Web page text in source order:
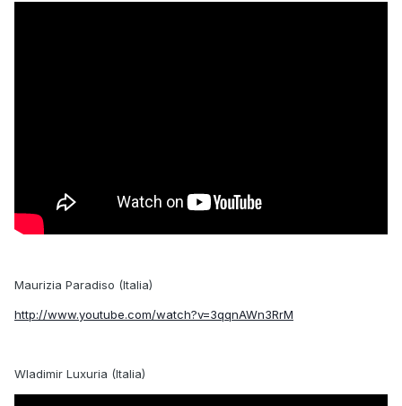
Maurizia Paradiso (Italia)
http://www.youtube.com/watch?v=3qqnAWn3RrM
Wladimir Luxuria (Italia)